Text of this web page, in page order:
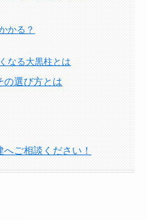
かる？
なる大黒柱とは
の選び方とは
ご相談ください！